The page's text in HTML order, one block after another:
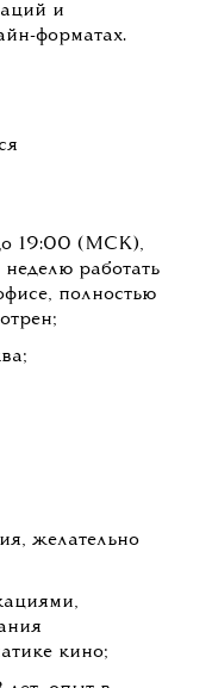
и
форматах.
19:00 (МСК),
работать
полностью
желательно
кино;